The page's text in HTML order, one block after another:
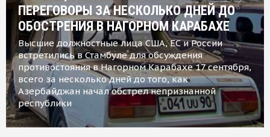
ПЕРЕГОВОРЫ ЗА НЕСКОЛЬКО ДНЕЙ ДО
ОБОСТРЕНИЯ В НАГОРНОМ КАРАБАХЕ
Высшие должностные лица США, ЕС и России
встретились в Стамбуле для обсуждения
противостояния в Нагорном Карабахе 17 сентября,
всего за несколько дней до того, как
Азербайджан начал обстрел непризнанной
республики